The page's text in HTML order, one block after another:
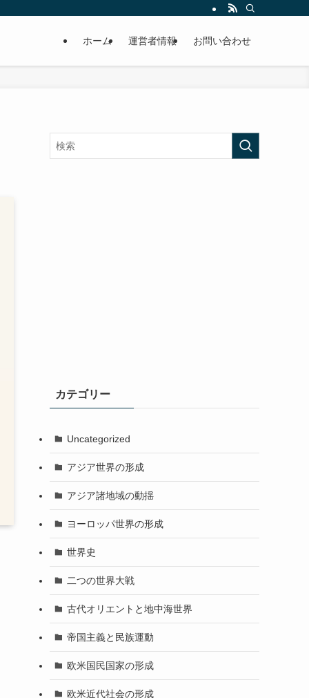
ホーム 運営者情報 お問い合わせ
カテゴリー
Uncategorized
アジア世界の形成
アジア諸地域の動揺
ヨーロッパ世界の形成
世界史
二つの世界大戦
古代オリエントと地中海世界
帝国主義と民族運動
欧米国民国家の形成
欧米近代社会の形成